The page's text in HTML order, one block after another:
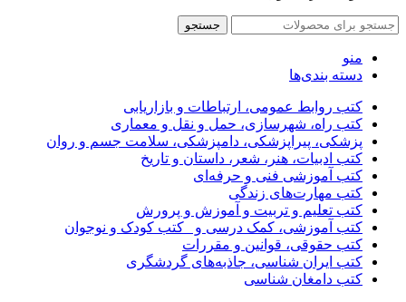
جستجو
منو
دسته بندی‌ها
کتب روابط عمومی، ارتباطات و بازاریابی
کتب راه، شهرسازی، حمل و نقل و معماری
پزشکی، پیراپزشکی، دامپزشکی، سلامت جسم و روان
کتب ادبیات، هنر، شعر، داستان و تاریخ
کتب آموزشی فنی و حرفه‌ای
کتب مهارت‌های زندگی
کتب تعلیم و تربیت و آموزش و پرورش
کتب آموزشی، کمک درسی و _کتب کودک و نوجوان
کتب حقوقی، قوانین و مقررات
کتب ایران شناسی، جاذبه‌های گردشگری
کتب دامغان شناسی